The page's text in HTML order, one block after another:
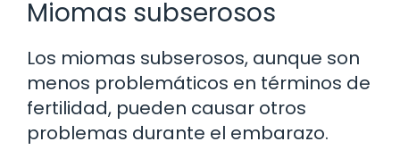
Miomas subserosos
Los miomas subserosos, aunque son
menos problemáticos en términos de
fertilidad, pueden causar otros
problemas durante el embarazo.